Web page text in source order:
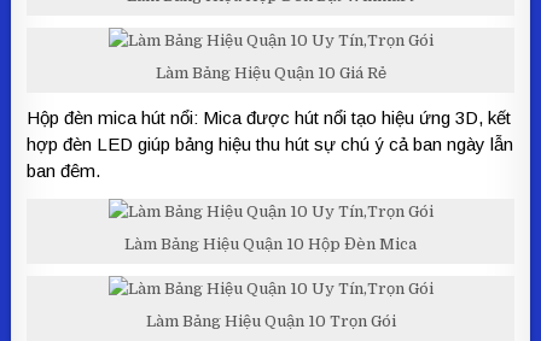
Làm Bảng Hiệu Quận 10 Giá Rẻ
Hộp đèn mica hút nổi: Mica được hút nổi tạo hiệu ứng 3D, kết
hợp đèn LED giúp bảng hiệu thu hút sự chú ý cả ban ngày lẫn
ban đêm.
Làm Bảng Hiệu Quận 10 Hộp Đèn Mica
Làm Bảng Hiệu Quận 10 Trọn Gói